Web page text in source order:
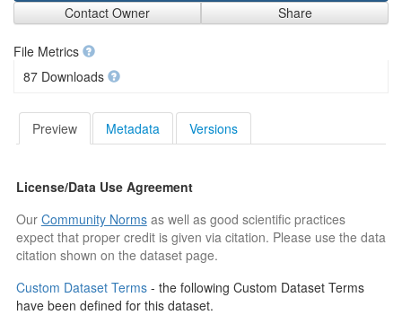
Contact Owner
Share
File Metrics
87 Downloads
Preview Metadata Versions
License/Data Use Agreement
Our Community Normsas well as good scientific practices
expect that proper credit is given via citation. Please use the data
citation shown on the dataset page.
Custom Dataset Terms - the following Custom Dataset Terms
have been defined for this dataset.